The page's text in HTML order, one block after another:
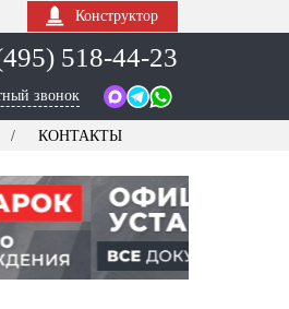
Конструктор
518-44-23
звонок
КОНТАКТЫ